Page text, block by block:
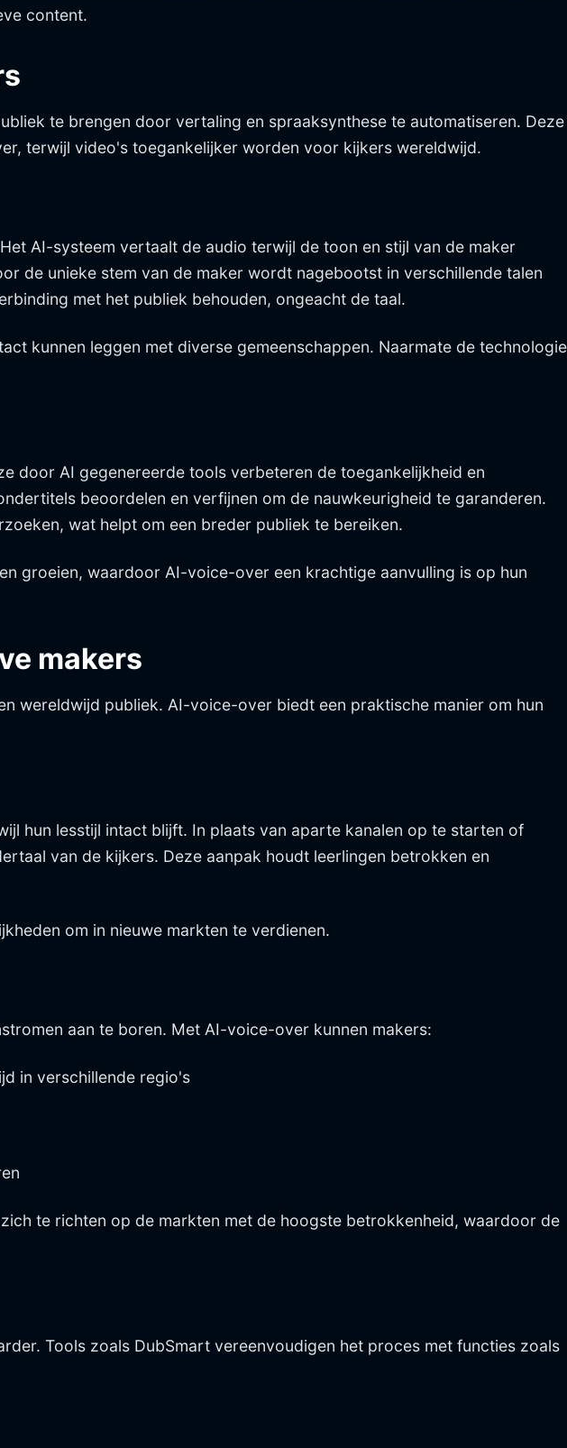
content.
te brengen door vertaling en spraaksynthese te automatiseren. Deze
terwijl video's toegankelijker worden voor kijkers wereldwijd.
AI-systeem vertaalt de audio terwijl de toon en stijl van de maker
de unieke stem van de maker wordt nagebootst in verschillende talen
met het publiek behouden, ongeacht de taal.
kunnen leggen met diverse gemeenschappen. Naarmate de technologie
door AI gegenereerde tools verbeteren de toegankelijkheid en
beoordelen en verfijnen om de nauwkeurigheid te garanderen.
wat helpt om een breder publiek te bereiken.
groeien, waardoor AI-voice-over een krachtige aanvulling is op hun
makers
wereldwijd publiek. AI-voice-over biedt een praktische manier om hun
hun lesstijl intact blijft. In plaats van aparte kanalen op te starten of
van de kijkers. Deze aanpak houdt leerlingen betrokken en
om in nieuwe markten te verdienen.
aan te boren. Met AI-voice-over kunnen makers:
in verschillende regio's
te richten op de markten met de hoogste betrokkenheid, waardoor de
Tools zoals DubSmart vereenvoudigen het proces met functies zoals